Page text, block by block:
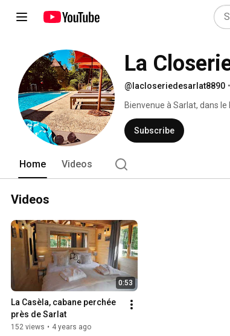
La
@lacloseriedesarlat8890 •
Bienvenue à Sarlat, dans
charme qui vous accueille
indépendantes entourées
Subscribe
Home Videos
Videos
0:53
La Casèla, cabane perchée
près de Sarlat
152 views • 4 years ago